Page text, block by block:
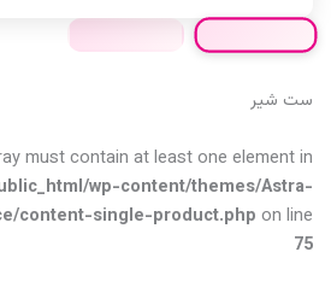
ست شیر
must contain at least one element in
wp-content/themes/Astra-
content-single-product.php on line
75